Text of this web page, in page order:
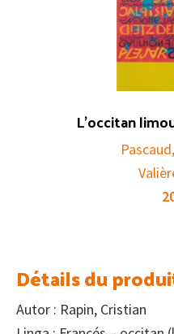
L’occitan
Détails du
Autor : Rapin, Cristian